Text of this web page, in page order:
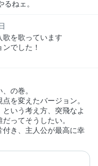
ねェ。
歌を歌っています
でした！
の巻。
を変えたバージョン。
いう考え方、突飛なよ
ってそうしたい。
き、主人公が最高に幸